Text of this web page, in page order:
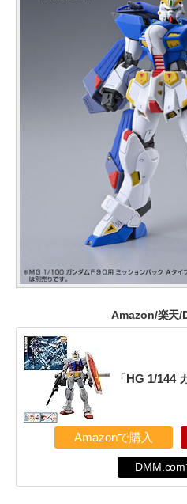
Amazon/楽天/
「HG 1/144
Amazonで購入
DMM.com